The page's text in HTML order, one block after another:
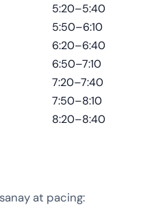
5:20–5:40
5:50–6:10
6:20–6:40
6:50–7:10
7:20–7:40
7:50–8:10
8:20–8:40
at pacing: